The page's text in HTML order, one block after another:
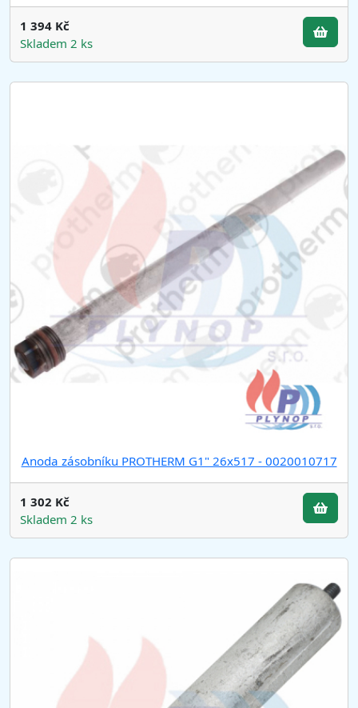
1 394 Kč
Skladem 2 ks
Anoda zásobníku PROTHERM G1" 26x517 - 0020010717
1 302 Kč
Skladem 2 ks